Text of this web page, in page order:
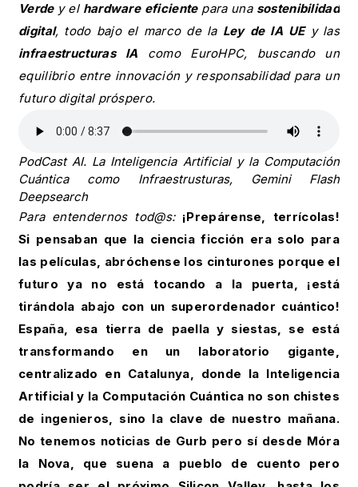
Verdey el hardware eficientepara una sostenibilidad
digital, todo bajo el marco de la Ley de IA UEy las
infraestructuras IA como EuroHPC, buscando un
equilibrio entre innovación y responsabilidad para un
futuro digital próspero.
PodCast AI. La Inteligencia Artificial y la Computación
Cuántica como Infraestrusturas, Gemini Flash
Deepsearch
Para entendernos tod@s: ¡Prepárense, terrícolas!
Si pensaban que la ciencia ficción era solo para
las películas, abróchense los cinturones porque el
futuro ya no está tocando a la puerta, ¡está
tirándola abajo con un superordenador cuántico!
España, esa tierra de paella y siestas, se está
transformando en un laboratorio gigante,
centralizado en Catalunya, donde la Inteligencia
Artificial y la Computación Cuántica no son chistes
de ingenieros, sino la clave de nuestro mañana.
No tenemos noticias de Gurb pero sí desde Móra
la Nova, que suena a pueblo de cuento pero